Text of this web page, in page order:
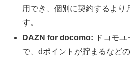
用でき、個別に契約するより
す。
DAZN for docomo: ドコモ
で、dポイントが貯まるなど